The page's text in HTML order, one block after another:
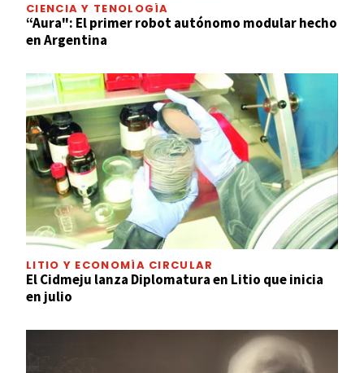
CIENCIA Y TENOLOGÍA
“Aura": El primer robot autónomo modular hecho
en Argentina
LITIO Y ECONOMÍA CIRCULAR
El Cidmeju lanza Diplomatura en Litio que inicia
en julio